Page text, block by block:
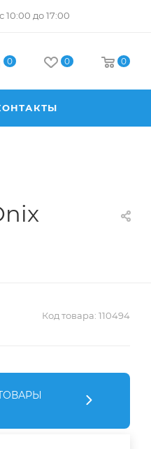
10:00 до 17:00
0 0 0
Код товара: 110494